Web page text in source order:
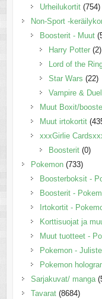
Urheilukortit (754)
Non-Sport -
Boosterit - Muut
Harry Potter (2)
Lord of the
Star Wars (22)
Vampire &
Muut Boxit/
Muut irtokortit
xxxGirlie
Boosterit (0)
Pokemon (733)
Boosterboksit -
Boosterit -
Irtokortit -
Korttisuojat ja
Muut tuotteet -
Pokemon -
Pokemon
Sarjakuvat/ manga
Tavarat (8684)